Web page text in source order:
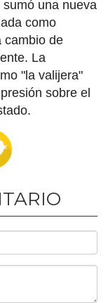
una nueva
como
cambio de
La
"la valijera"
sobre el